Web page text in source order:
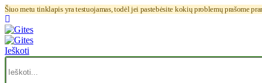
Šiuo metu tinklapis yra testuojamas, todėl jei pastebėsite kokių problemų prašome
Ieškoti